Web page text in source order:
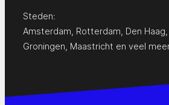
Steden:
Amsterdam Rotterdam Den Haag
Groningen Maastricht en veel